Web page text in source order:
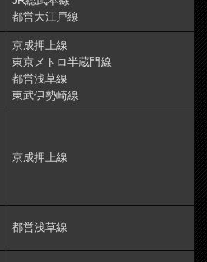
都営大江戸線
京成押上線
東京メトロ半蔵門線
都営浅草線
東武伊勢崎線
京成押上線
都営浅草線